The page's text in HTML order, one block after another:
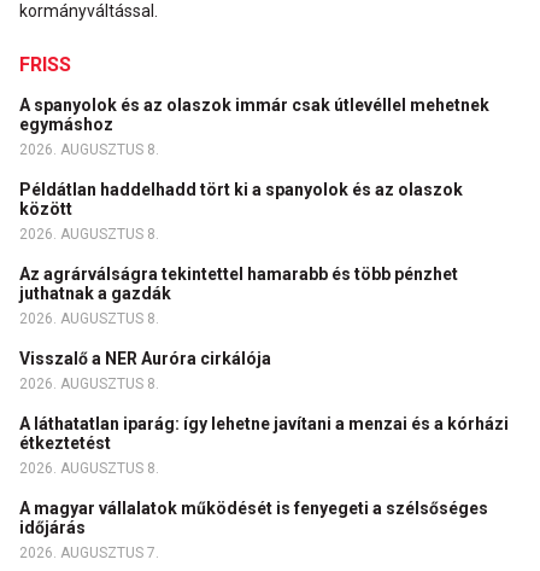
kormányváltással.
FRISS
A spanyolok és az olaszok immár csak útlevéllel mehetnek
egymáshoz
2026. AUGUSZTUS 8.
Példátlan haddelhadd tört ki a spanyolok és az olaszok
között
2026. AUGUSZTUS 8.
Az agrárválságra tekintettel hamarabb és több pénzhet
juthatnak a gazdák
2026. AUGUSZTUS 8.
Visszalő a NER Auróra cirkálója
2026. AUGUSZTUS 8.
A láthatatlan iparág: így lehetne javítani a menzai és a kórházi
étkeztetést
2026. AUGUSZTUS 8.
A magyar vállalatok működését is fenyegeti a szélsőséges
időjárás
2026. AUGUSZTUS 7.